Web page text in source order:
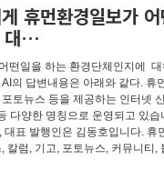
휴먼환경일보가
대…
떤일을 하는 환경단체인지에
의 답변내용은 아래와 같다. 휴
토뉴스 등을 제공하는 인터넷
다양한 명칭으로 운영되고 있
대표 발행인은 김동호입니다. 휴
칼럼, 기고, 포토뉴스, 커뮤니티